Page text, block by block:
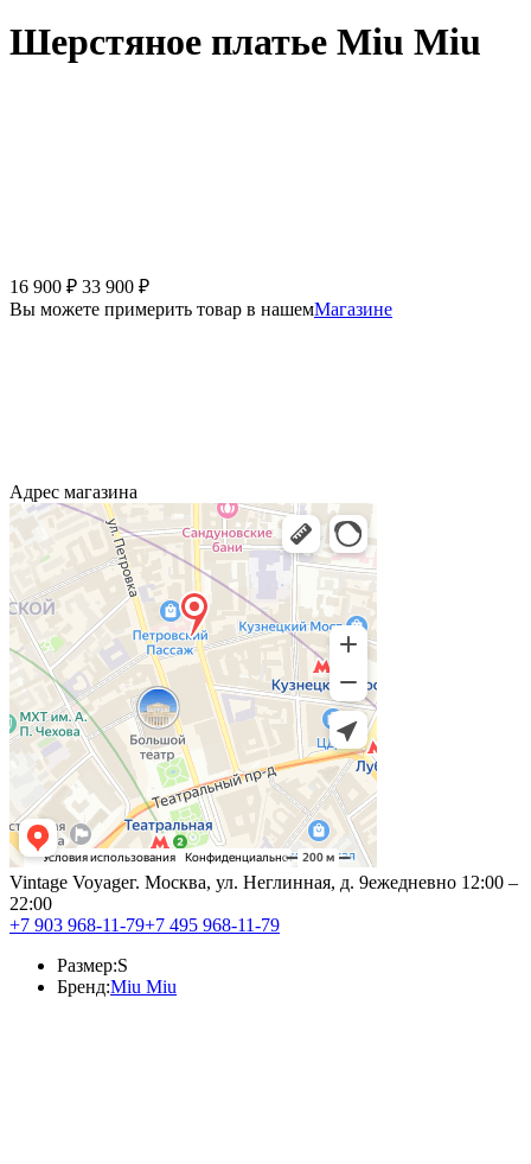
Шерстяное платье Miu Miu
16 900 ₽ 33 900 ₽
Вы можете примерить товар в нашемМагазине
Адрес магазина
Vintage Voyageг. Москва, ул. Неглинная, д. 9ежедневно 12:00 –
22:00
+7 903 968-11-79+7 495 968-11-79
Бренд:Miu Miu
Размер:S